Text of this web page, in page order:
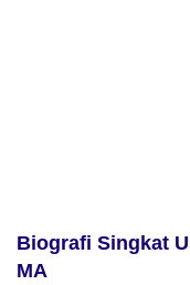
Biografi Singkat
MA